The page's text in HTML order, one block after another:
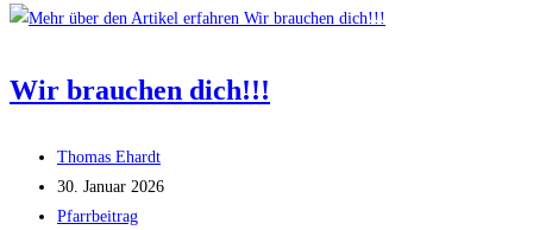
Wir brauchen dich!!!
Beitrags-
Autor:
Thomas Ehardt
Beitrag
veröffentlicht:
30. Januar 2026
Beitrags-
Pfarrbeitrag